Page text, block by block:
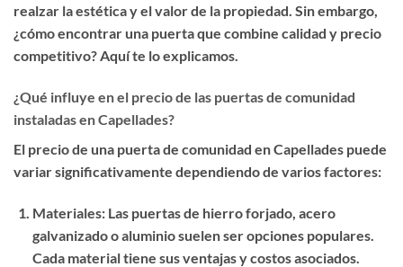
realzar la estética y el valor de la propiedad. Sin embargo,
¿cómo encontrar una puerta que combine calidad y precio
competitivo? Aquí te lo explicamos.
¿Qué influye en el precio de las puertas de comunidad
instaladas en Capellades?
El precio de una puerta de comunidad en Capellades puede
variar significativamente dependiendo de varios factores:
Materiales: Las puertas de hierro forjado, acero
galvanizado o aluminio suelen ser opciones populares.
Cada material tiene sus ventajas y costos asociados.